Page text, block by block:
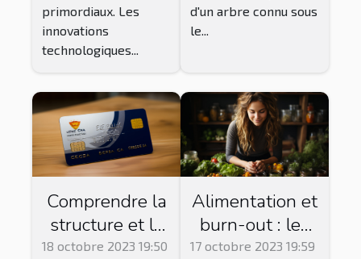
primordiaux. Les
innovations
technologiques...
d'un arbre connu sous
le...
Comprendre la
structure et le
fonctionnement
18 octobre 2023 19:50
Alimentation et
burn-out : les
bons choix pour
17 octobre 2023 19:59